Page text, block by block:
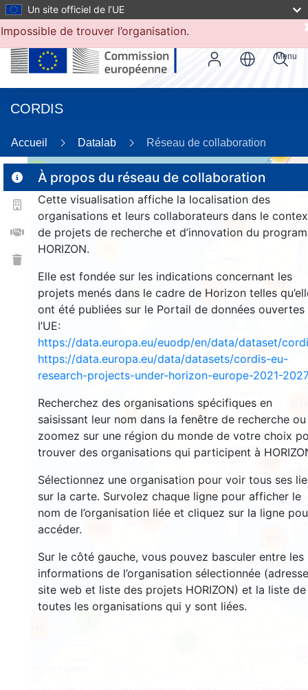
Un site officiel de l’UE
CORDIS
Menu
Accueil Datalab Réseau de collaboration
À propos du réseau de collaboration
Cette visualisation affiche la localisation des
organisations et leurs collaborateurs dans le
de projets de recherche et d’innovation du
HORIZON.
Elle est fondée sur les indications concernant les
projets menés dans le cadre de Horizon telles
ont été publiées sur le Portail de données ouvertes
l’UE:
https://data.europa.eu/euodp/en/data/dataset/
https://data.europa.eu/data/datasets/cordis-eu-
research-projects-under-horizon-europe-2021-2027
Recherchez des organisations spécifiques en
saisissant leur nom dans la fenêtre de recherche ou
zoomez sur une région du monde de votre choix
trouver des organisations qui participent à
Sélectionnez une organisation pour voir tous ses
sur la carte. Survolez chaque ligne pour afficher le
nom de l’organisation liée et cliquez sur la ligne
accéder.
Sur le côté gauche, vous pouvez basculer entre les
informations de l’organisation sélectionnée
site web et liste des projets HORIZON) et la liste de
toutes les organisations qui y sont liées.
9
161
262
5861
58
517
3561
1580
18617
1542
Impossible de trouver l’organisation.